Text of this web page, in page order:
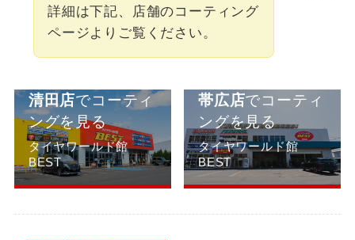
詳細は下記、店舗のコーティング
ページよりご覧ください。
清田店でコーティ
ングを見る
タイヤワールド館
BEST
帯広店でコーティ
ングを見る
タイヤワールド館
BEST